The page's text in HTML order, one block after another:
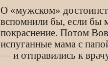
О «мужском»
вспомнили бы, если бы
покраснение. Потом
испуганные мама с
— и отправились к